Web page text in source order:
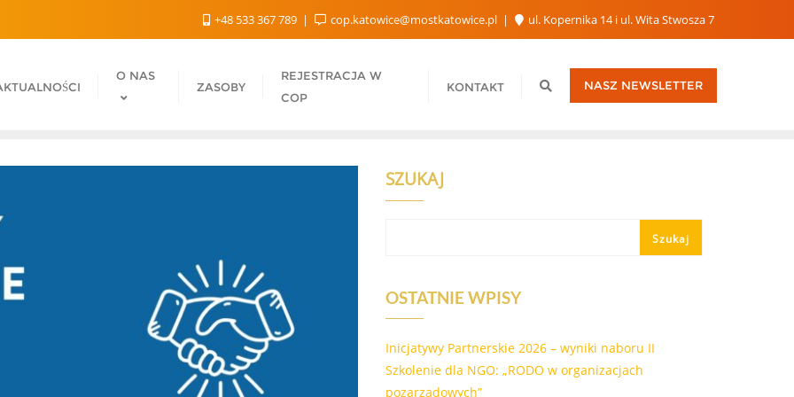
+48 533 367 789 cop.katowice@mostkatowice.pl ul. Kopernika 14 i ul. Wita Stwosza 7
O NAS
ZASOBY
REJESTRACJA W
COP
KONTAKT NASZ NEWSLETTER
SZUKAJ
Szukaj
OSTATNIE WPISY
Inicjatywy Partnerskie 2026 – wyniki naboru II
Szkolenie dla NGO: „RODO w organizacjach
pozarządowych”